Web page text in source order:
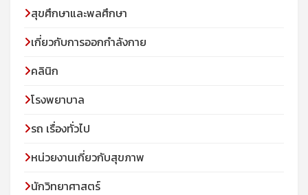
สุขศึกษาและพลศึกษา
เกี่ยวกับการออกกำลังกาย
คลินิก
โรงพยาบาล
รถ เรื่องทั่วไป
หน่วยงานเกี่ยวกับสุขภาพ
นักวิทยาศาสตร์